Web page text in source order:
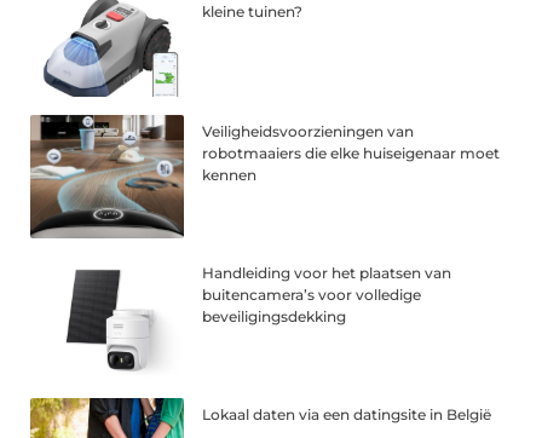
kleine tuinen?
Veiligheidsvoorzieningen van
robotmaaiers die elke huiseigenaar moet
kennen
Handleiding voor het plaatsen van
buitencamera’s voor volledige
beveiligingsdekking
Lokaal daten via een datingsite in België